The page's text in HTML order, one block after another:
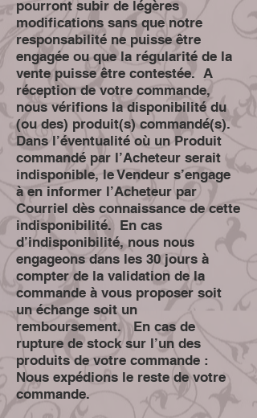
pourront subir de légères
modifications sans que notre
responsabilité ne puisse être
engagée ou que la régularité de la
vente puisse être contestée. A
réception de votre commande,
nous vérifions la disponibilité du
(ou des) produit(s) commandé(s).
Dans l’éventualité où un Produit
commandé par l’Acheteur serait
indisponible, le Vendeur s’engage
à en informer l’Acheteur par
Courriel dès connaissance de cette
indisponibilité. En cas
d’indisponibilité, nous nous
engageons dans les 30 jours à
compter de la validation de la
commande à vous proposer soit
un échange soit un
remboursement. En cas de
rupture de stock sur l’un des
produits de votre commande :
Nous expédions le reste de votre
commande.